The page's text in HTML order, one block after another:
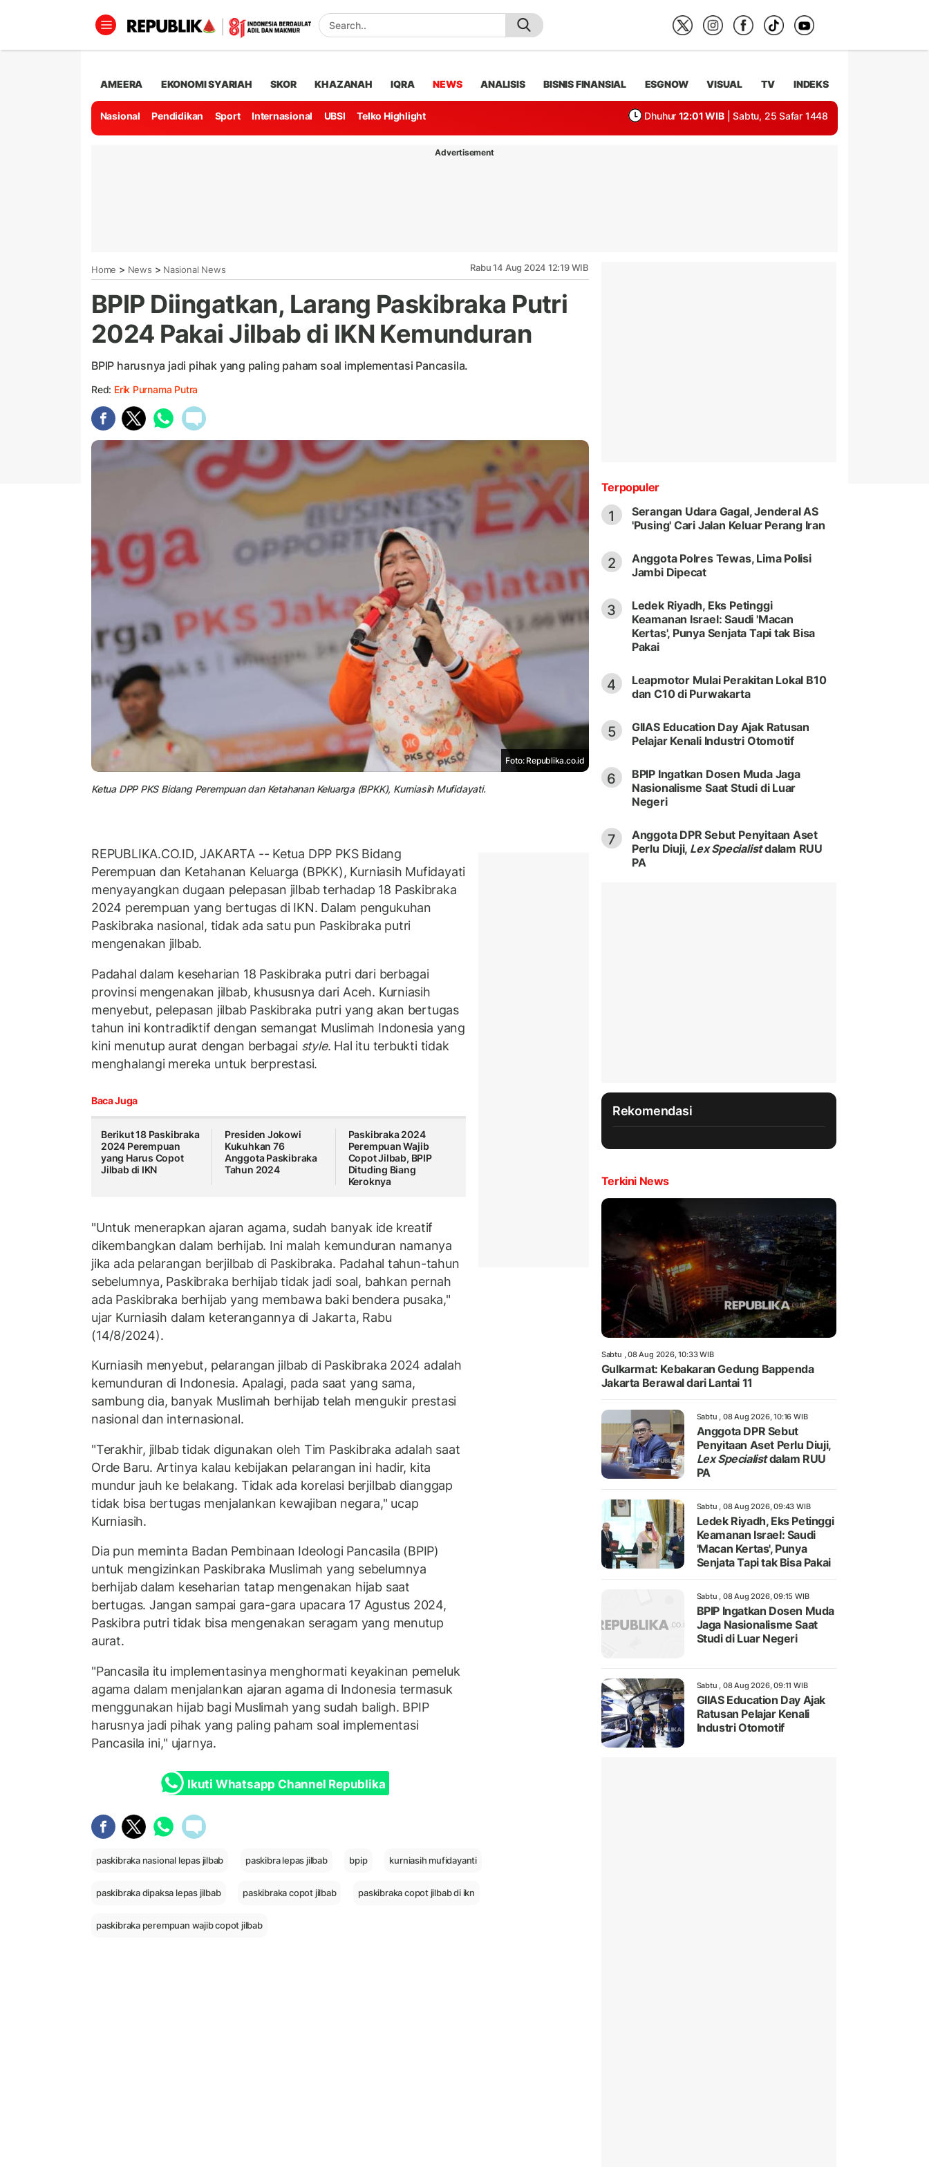
AMEERA EKONOMI SYARIAH SKOR KHAZANAH IQRA NEWS ANALISIS BISNIS FINANSIAL ESGNOW VISUAL TV INDEKS
Nasional Pendidikan Sport Internasional UBSI Telko Highlight Dhuhur 12:01 WIB | Sabtu, 25 Safar 1448
Advertisement
Home > News > Nasional News Rabu 14 Aug 2024 12:19 WIB
BPIP Diingatkan, Larang Paskibraka Putri
2024 Pakai Jilbab di IKN Kemunduran
BPIP harusnya jadi pihak yang paling paham soal implementasi Pancasila.
Red: Erik Purnama Putra
Foto: Republika.co.id
Ketua DPP PKS Bidang Perempuan dan Ketahanan Keluarga (BPKK), Kurniasih Mufidayati.
REPUBLIKA.CO.ID, JAKARTA -- Ketua DPP PKS Bidang
Perempuan dan Ketahanan Keluarga (BPKK), Kurniasih Mufidayati
menyayangkan dugaan pelepasan jilbab terhadap 18 Paskibraka
2024 perempuan yang bertugas di IKN. Dalam pengukuhan
Paskibraka nasional, tidak ada satu pun Paskibraka putri
mengenakan jilbab.
Padahal dalam keseharian 18 Paskibraka putri dari berbagai
provinsi mengenakan jilbab, khususnya dari Aceh. Kurniasih
menyebut, pelepasan jilbab Paskibraka putri yang akan bertugas
tahun ini kontradiktif dengan semangat Muslimah Indonesia yang
kini menutup aurat dengan berbagai style. Hal itu terbukti tidak
menghalangi mereka untuk berprestasi.
Baca Juga
Berikut 18 Paskibraka
2024 Perempuan
yang Harus Copot
Jilbab di IKN
Presiden Jokowi
Kukuhkan 76
Anggota Paskibraka
Tahun 2024
Paskibraka 2024
Perempuan Wajib
Copot Jilbab, BPIP
Dituding Biang
Keroknya
"Untuk menerapkan ajaran agama, sudah banyak ide kreatif
dikembangkan dalam berhijab. Ini malah kemunduran namanya
jika ada pelarangan berjilbab di Paskibraka. Padahal tahun-tahun
sebelumnya, Paskibraka berhijab tidak jadi soal, bahkan pernah
ada Paskibraka berhijab yang membawa baki bendera pusaka,"
ujar Kurniasih dalam keterangannya di Jakarta, Rabu
(14/8/2024).
Kurniasih menyebut, pelarangan jilbab di Paskibraka 2024 adalah
kemunduran di Indonesia. Apalagi, pada saat yang sama,
sambung dia, banyak Muslimah berhijab telah mengukir prestasi
nasional dan internasional.
"Terakhir, jilbab tidak digunakan oleh Tim Paskibraka adalah saat
Orde Baru. Artinya kalau kebijakan pelarangan ini hadir, kita
mundur jauh ke belakang. Tidak ada korelasi berjilbab dianggap
tidak bisa bertugas menjalankan kewajiban negara," ucap
Kurniasih.
Dia pun meminta Badan Pembinaan Ideologi Pancasila (BPIP)
untuk mengizinkan Paskibraka Muslimah yang sebelumnya
berhijab dalam keseharian tatap mengenakan hijab saat
bertugas. Jangan sampai gara-gara upacara 17 Agustus 2024,
Paskibra putri tidak bisa mengenakan seragam yang menutup
aurat.
"Pancasila itu implementasinya menghormati keyakinan pemeluk
agama dalam menjalankan ajaran agama di Indonesia termasuk
menggunakan hijab bagi Muslimah yang sudah baligh. BPIP
harusnya jadi pihak yang paling paham soal implementasi
Pancasila ini," ujarnya.
Ikuti Whatsapp Channel Republika
paskibraka nasional lepas jilbab paskibra lepas jilbab bpip kurniasih mufidayanti
paskibraka dipaksa lepas jilbab paskibraka copot jilbab paskibraka copot jilbab di ikn
paskibraka perempuan wajib copot jilbab
Terpopuler
1
Serangan Udara Gagal, Jenderal AS
'Pusing' Cari Jalan Keluar Perang Iran
2
Anggota Polres Tewas, Lima Polisi
Jambi Dipecat
3
Ledek Riyadh, Eks Petinggi
Keamanan Israel: Saudi 'Macan
Kertas', Punya Senjata Tapi tak Bisa
Pakai
4
Leapmotor Mulai Perakitan Lokal B10
dan C10 di Purwakarta
5
GIIAS Education Day Ajak Ratusan
Pelajar Kenali Industri Otomotif
6
BPIP Ingatkan Dosen Muda Jaga
Nasionalisme Saat Studi di Luar
Negeri
7
Anggota DPR Sebut Penyitaan Aset
Perlu Diuji, Lex Specialistdalam RUU
PA
Rekomendasi
Terkini News
Sabtu , 08 Aug 2026, 10:33 WIB
Gulkarmat: Kebakaran Gedung Bappenda
Jakarta Berawal dari Lantai 11
Sabtu , 08 Aug 2026, 10:16 WIB
Anggota DPR Sebut
Penyitaan Aset Perlu Diuji,
Lex Specialistdalam RUU
PA
Sabtu , 08 Aug 2026, 09:43 WIB
Ledek Riyadh, Eks Petinggi
Keamanan Israel: Saudi
'Macan Kertas', Punya
Senjata Tapi tak Bisa Pakai
Sabtu , 08 Aug 2026, 09:15 WIB
BPIP Ingatkan Dosen Muda
Jaga Nasionalisme Saat
Studi di Luar Negeri
Sabtu , 08 Aug 2026, 09:11 WIB
GIIAS Education Day Ajak
Ratusan Pelajar Kenali
Industri Otomotif